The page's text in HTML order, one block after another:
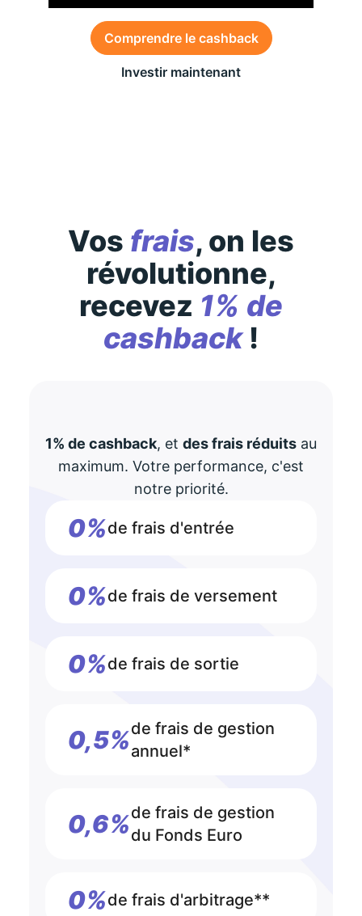
Comprendre le cashback
Investir maintenant
Vos frais, on les
révolutionne,
recevez 1% de
cashback!
1% de cashback, et des frais réduits au
maximum. Votre performance, c'est
notre priorité.
0%de frais d'entrée
0%de frais de versement
0%de frais de sortie
0,5%de frais de gestion
annuel*
0,6%de frais de gestion
du Fonds Euro
0%de frais d'arbitrage**